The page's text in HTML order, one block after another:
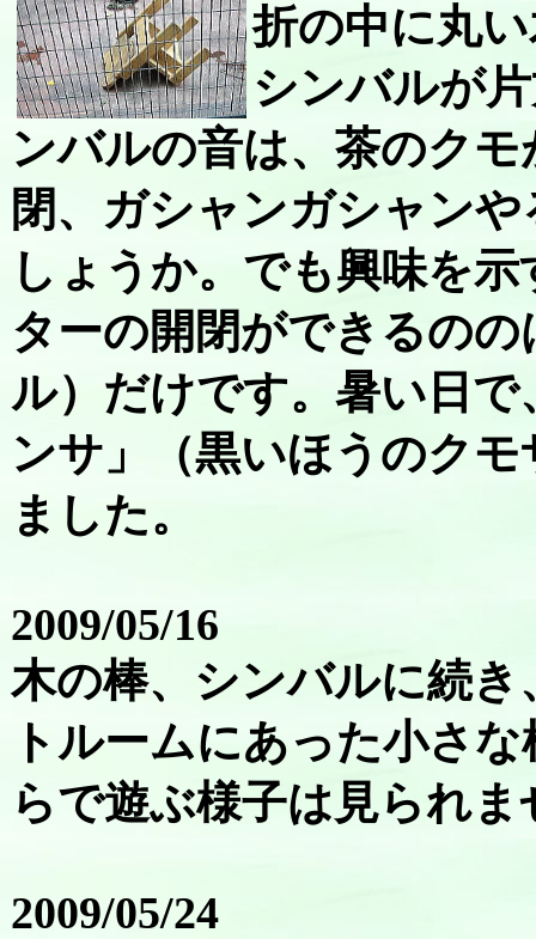
折の中に丸
シンバルが
ンバルの音は、茶のク
閉、ガシャンガシャン
しょうか。でも興味を
ターの開閉ができるの
ル）だけです。暑い日
ンサ」（黒いほうのク
ました。
2009/05/16
木の棒、シンバルに続
トルームにあった小さ
らで遊ぶ様子は見られ
2009/05/24